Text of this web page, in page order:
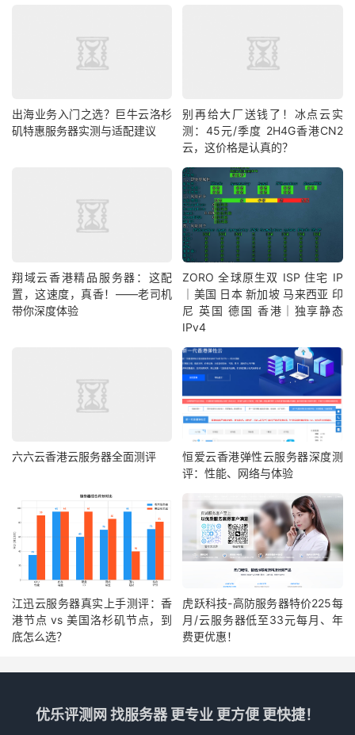
出海业务入门之选？巨牛云洛杉
矶特惠服务器实测与适配建议
别再给大厂送钱了！冰点云实
测：45元/季度 2H4G香港CN2
云，这价格是认真的？
翔域云香港精品服务器：这配
置，这速度，真香！——老司机
带你深度体验
ZORO 全球原生双 ISP 住宅 IP
｜美国 日本 新加坡 马来西亚 印
尼 英国 德国 香港｜独享静态
IPv4
六六云香港云服务器全面测评
恒爱云香港弹性云服务器深度测
评：性能、网络与体验
江迅云服务器真实上手测评：香
港节点 vs 美国洛杉矶节点，到
底怎么选？
虎跃科技-高防服务器特价225每
月/云服务器低至33元每月、年
费更优惠！
优乐评测网 找服务器 更专业 更方便 更快捷！